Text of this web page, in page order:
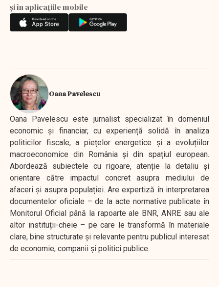
și în aplicațiile mobile
Oana Pavelescu
Oana Pavelescu este jurnalist specializat în domeniul
economic și financiar, cu experiență solidă în analiza
politicilor fiscale, a piețelor energetice și a evoluțiilor
macroeconomice din România și din spațiul european.
Abordează subiectele cu rigoare, atenție la detaliu și
orientare către impactul concret asupra mediului de
afaceri și asupra populației. Are expertiză în interpretarea
documentelor oficiale – de la acte normative publicate în
Monitorul Oficial până la rapoarte ale BNR, ANRE sau ale
altor instituții-cheie – pe care le transformă în materiale
clare, bine structurate și relevante pentru publicul interesat
de economie, companii și politici publice.